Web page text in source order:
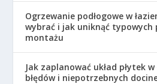
Ogrzewanie podłogowe w
wybrać i jak uniknąć typowych
montażu
Jak zaplanować układ płytek
błędów i niepotrzebnych